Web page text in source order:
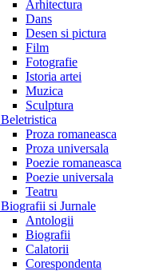
Arhitectura
Dans
Desen si pictura
Film
Fotografie
Istoria artei
Muzica
Sculptura
Beletristica
Proza romaneasca
Proza universala
Poezie romaneasca
Poezie universala
Teatru
Biografii si Jurnale
Antologii
Biografii
Calatorii
Corespondenta